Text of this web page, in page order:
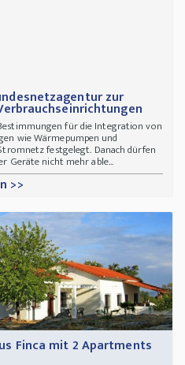
zur
für die Integration von
wie Wärmepumpen und
festgelegt. Danach dürfen
Geräte nicht mehr able...
>>
Finca mit 2 Apartments